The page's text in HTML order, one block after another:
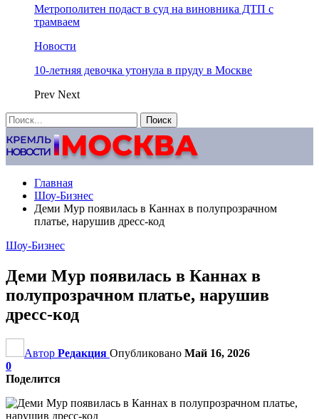
Метрополитен подаст в суд на виновника ДТП с
трамваем
Новости
10-летняя девочка утонула в пруду в Москве
Prev Next
Главная
Шоу-Бизнес
Деми Мур появилась в Каннах в полупрозрачном
платье, нарушив дресс-код
Шоу-Бизнес
Деми Мур появилась в Каннах в
полупрозрачном платье, нарушив
дресс-код
Автор Редакция Опубликовано Май 16, 2026
0
Поделится